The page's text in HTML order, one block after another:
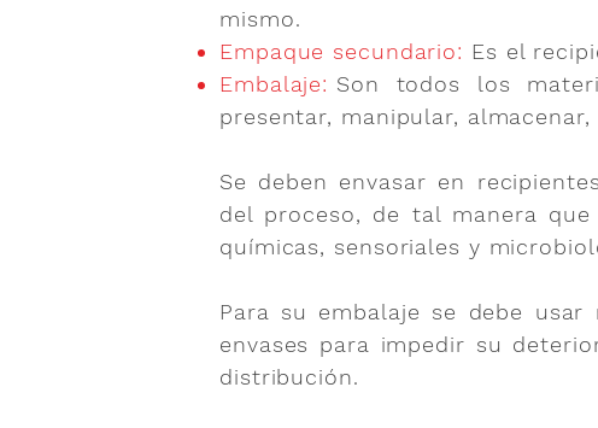
mismo.
Empaque secundario: Es el
Embalaje: Son todos los
presentar, manipular,
Se deben envasar en
del proceso, de tal manera
químicas, sensoriales y
Para su embalaje se debe
envases para impedir su
distribución.